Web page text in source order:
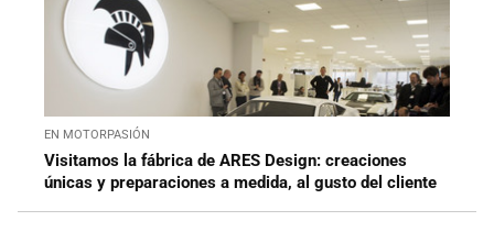
EN MOTORPASIÓN
Visitamos la fábrica de ARES Design: creaciones
únicas y preparaciones a medida, al gusto del cliente